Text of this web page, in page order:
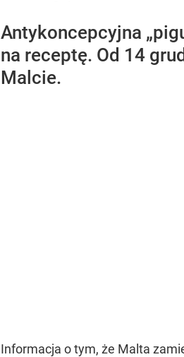
Antykoncepcyjna
na receptę. Od 14
Malcie.
Informacja o tym, że Malta